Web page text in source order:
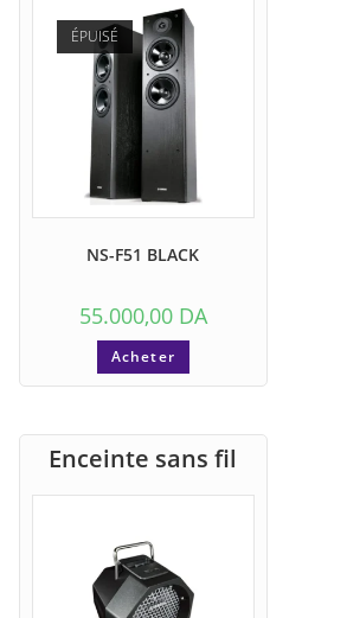
ÉPUISÉ
NS-F51 BLACK
55.000,00DA
Acheter
Enceinte sans fil